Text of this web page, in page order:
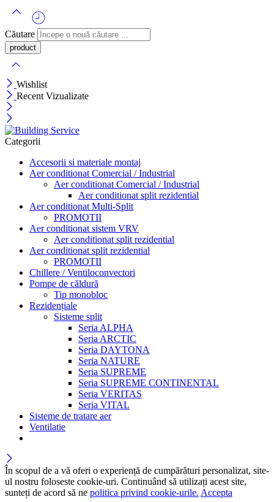
Căutare
Wishlist
Recent Vizualizate
Categorii
Accesorii si materiale montaj
Aer conditionat Comercial / Industrial
Aer conditionat Comercial / Industrial
Aer conditionat split rezidential
Aer conditionat Multi-Split
PROMOTII
Aer conditionat sistem VRV
Aer conditionat split rezidential
Aer conditionat split rezidential
PROMOTII
Chillere / Ventiloconvectori
Pompe de căldură
Tip monobloc
Rezidențiale
Sisteme split
Seria ALPHA
Seria ARCTIC
Seria DAYTONA
Seria NATURE
Seria SUPREME
Seria SUPREME CONTINENTAL
Seria VERITAS
Seria VITAL
Sisteme de tratare aer
Ventilatie
În scopul de a vă oferi o experiență de cumpărături personalizat, site-
ul nostru foloseste cookie-uri. Continuând să utilizați acest site,
sunteți de acord să ne politica privind cookie-urile. Accepta